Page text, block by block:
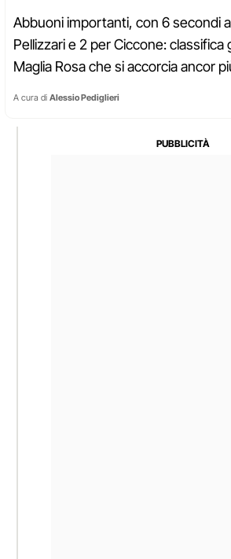
Abbuoni importanti, con 6 secondi
Pellizzari e 2 per Ciccone: classifica
Maglia Rosa che si accorcia ancor
A cura di Alessio Pediglieri